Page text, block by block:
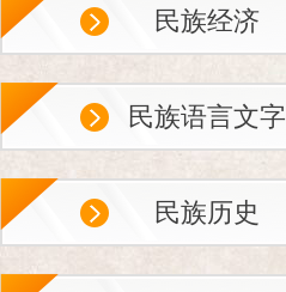
民族经济
民族语言文字
民族历史